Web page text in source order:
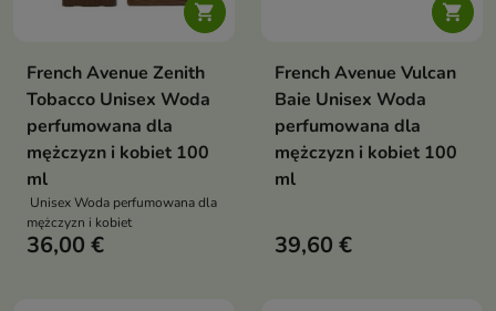

French Avenue Zenith
Tobacco Unisex Woda
perfumowana dla
mężczyzn i kobiet 100
ml
Unisex Woda perfumowana dla
mężczyzn i kobiet
36,00 €

French Avenue Vulcan
Baie Unisex Woda
perfumowana dla
mężczyzn i kobiet 100
ml
39,60 €